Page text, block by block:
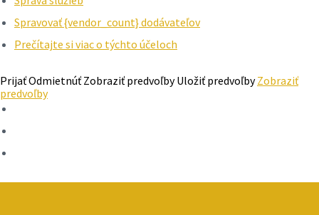
Spravovať {vendor_count} dodávateľov
Prečítajte si viac o týchto účeloch
PrijaťOdmietnúť Zobraziť predvoľby Uložiť predvoľby Zobraziť
predvoľby